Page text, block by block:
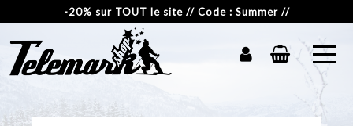
-20% sur TOUT le site // Code : Summer //